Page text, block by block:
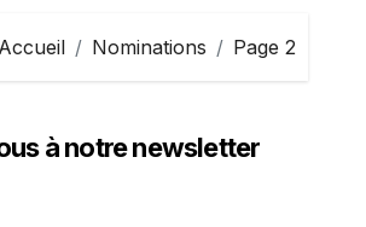
Accueil Nominations Page 2
à notre newsletter